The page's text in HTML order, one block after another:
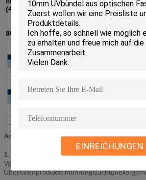
EINREICHUNGEN
(400/430), 600/660 (600/630),
800/830, 800/880, 900/950, 1000/1100,
Anmerkungen:
1.
Die optischen Leistungen der
Verbindungsstücke) werden mit einer
ÜberfüllenprodukteinführungsLichtquelle